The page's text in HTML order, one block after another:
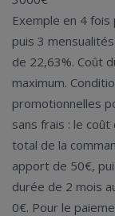
Exemple en 4
puis 3
de 22,63%. Coût
maximum.
promotionnelles
sans frais : le
total de la
apport de 50€,
durée de 2 mois
0€. Pour le